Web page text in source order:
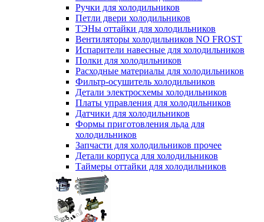
Ручки для холодильников
Петли двери холодильников
ТЭНы оттайки для холодильников
Вентиляторы холодильников NO FROST
Испарители навесные для холодильников
Полки для холодильников
Расходные материалы для холодильников
Фильтр-осушитель холодильников
Детали электросхемы холодильников
Платы управления для холодильников
Датчики для холодильников
Формы приготовления льда для
холодильников
Запчасти для холодильников прочее
Детали корпуса для холодильников
Таймеры оттайки для холодильников